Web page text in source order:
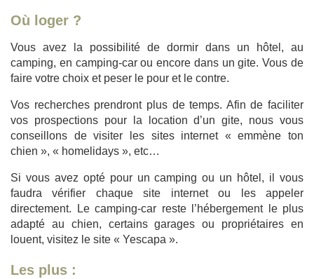
Où loger ?
Vous avez la possibilité de dormir dans un hôtel, au
camping, en camping-car ou encore dans un gite. Vous de
faire votre choix et peser le pour et le contre.
Vos recherches prendront plus de temps. Afin de faciliter
vos prospections pour la location d’un gite, nous vous
conseillons de visiter les sites internet « emmène ton
chien », « homelidays », etc…
Si vous avez opté pour un camping ou un hôtel, il vous
faudra vérifier chaque site internet ou les appeler
directement. Le camping-car reste l’hébergement le plus
adapté au chien, certains garages ou propriétaires en
louent, visitez le site « Yescapa ».
Les plus :